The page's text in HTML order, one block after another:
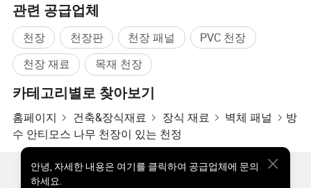
관련 공급업체
천장 천장판 천장 패널
PVC 천장
천장 재료
목재 천장
카테고리별로 찾아보기
홈페이지 건축&장식재료 장식 재료 벽체 패널
방
수 안티모스 나무 천장이 있는 천정
안녕, 자세한 내용은 여기를 클릭하여 공급업체에 문의
하세요.
핫한 제품 핫 제품 가격 도매 핫 제품
스타 바이어